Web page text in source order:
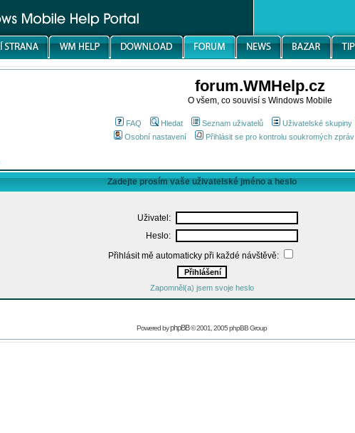
forum.WMHelp.cz
O všem, co souvisí s Windows Mobile
FAQ Hledat Seznam uživatelů Uživatelské skupiny
Osobní nastavení
Přihlásit se pro kontrolu soukromých zpráv
Zadejte prosím vaše uživatelské jméno a heslo
Uživatel:
Heslo:
Přihlásit mě automaticky při každé návštěvě:
Zapomněl(a) jsem svoje heslo
Powered byphpBB© 2001, 2005 phpBB Group